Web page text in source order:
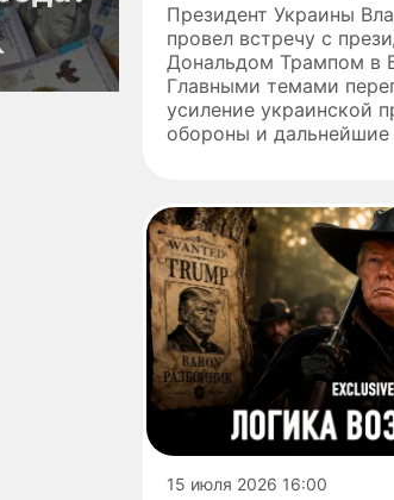
Президент Украины
провел встречу с
Дональдом Трампом в
Главными темами
усиление украинской
обороны и дальнейшие
15 июля 2026 16:00